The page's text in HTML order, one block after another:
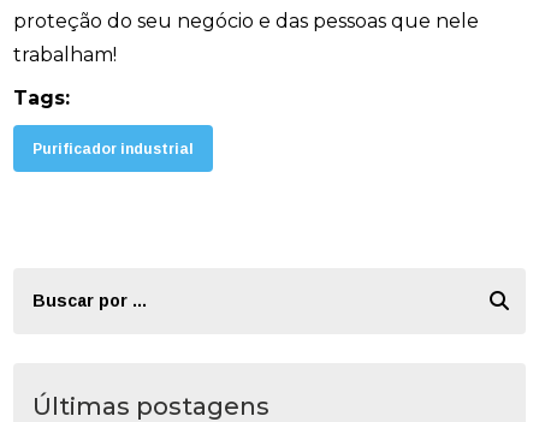
proteção do seu negócio e das pessoas que nele
trabalham!
Tags:
Purificador industrial
Últimas postagens